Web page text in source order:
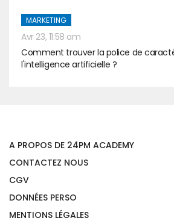
MARKETING
Avr 23, 11:58 am
Comment trouver la police de
l'intelligence artificielle ?
A PROPOS DE 24PM ACADEMY
CONTACTEZ NOUS
CGV
DONNÉES PERSO
MENTIONS LÉGALES